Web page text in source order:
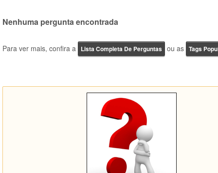
Nenhuma pergunta encontrada
Para ver mais, confira a Lista Completa De Perguntas ou as Tags